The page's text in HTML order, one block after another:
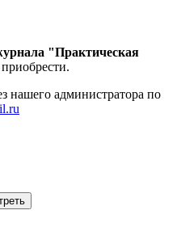
"Практическая
нашего администратора по